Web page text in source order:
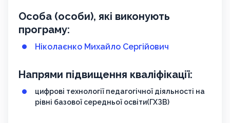
Особа (особи), які виконують
програму:
Ніколаєнко Михайло Сергійович
Напрями підвищення кваліфікації:
цифрові технології педагогічної діяльності на
рівні базової середньої освіти(ГХЗВ)